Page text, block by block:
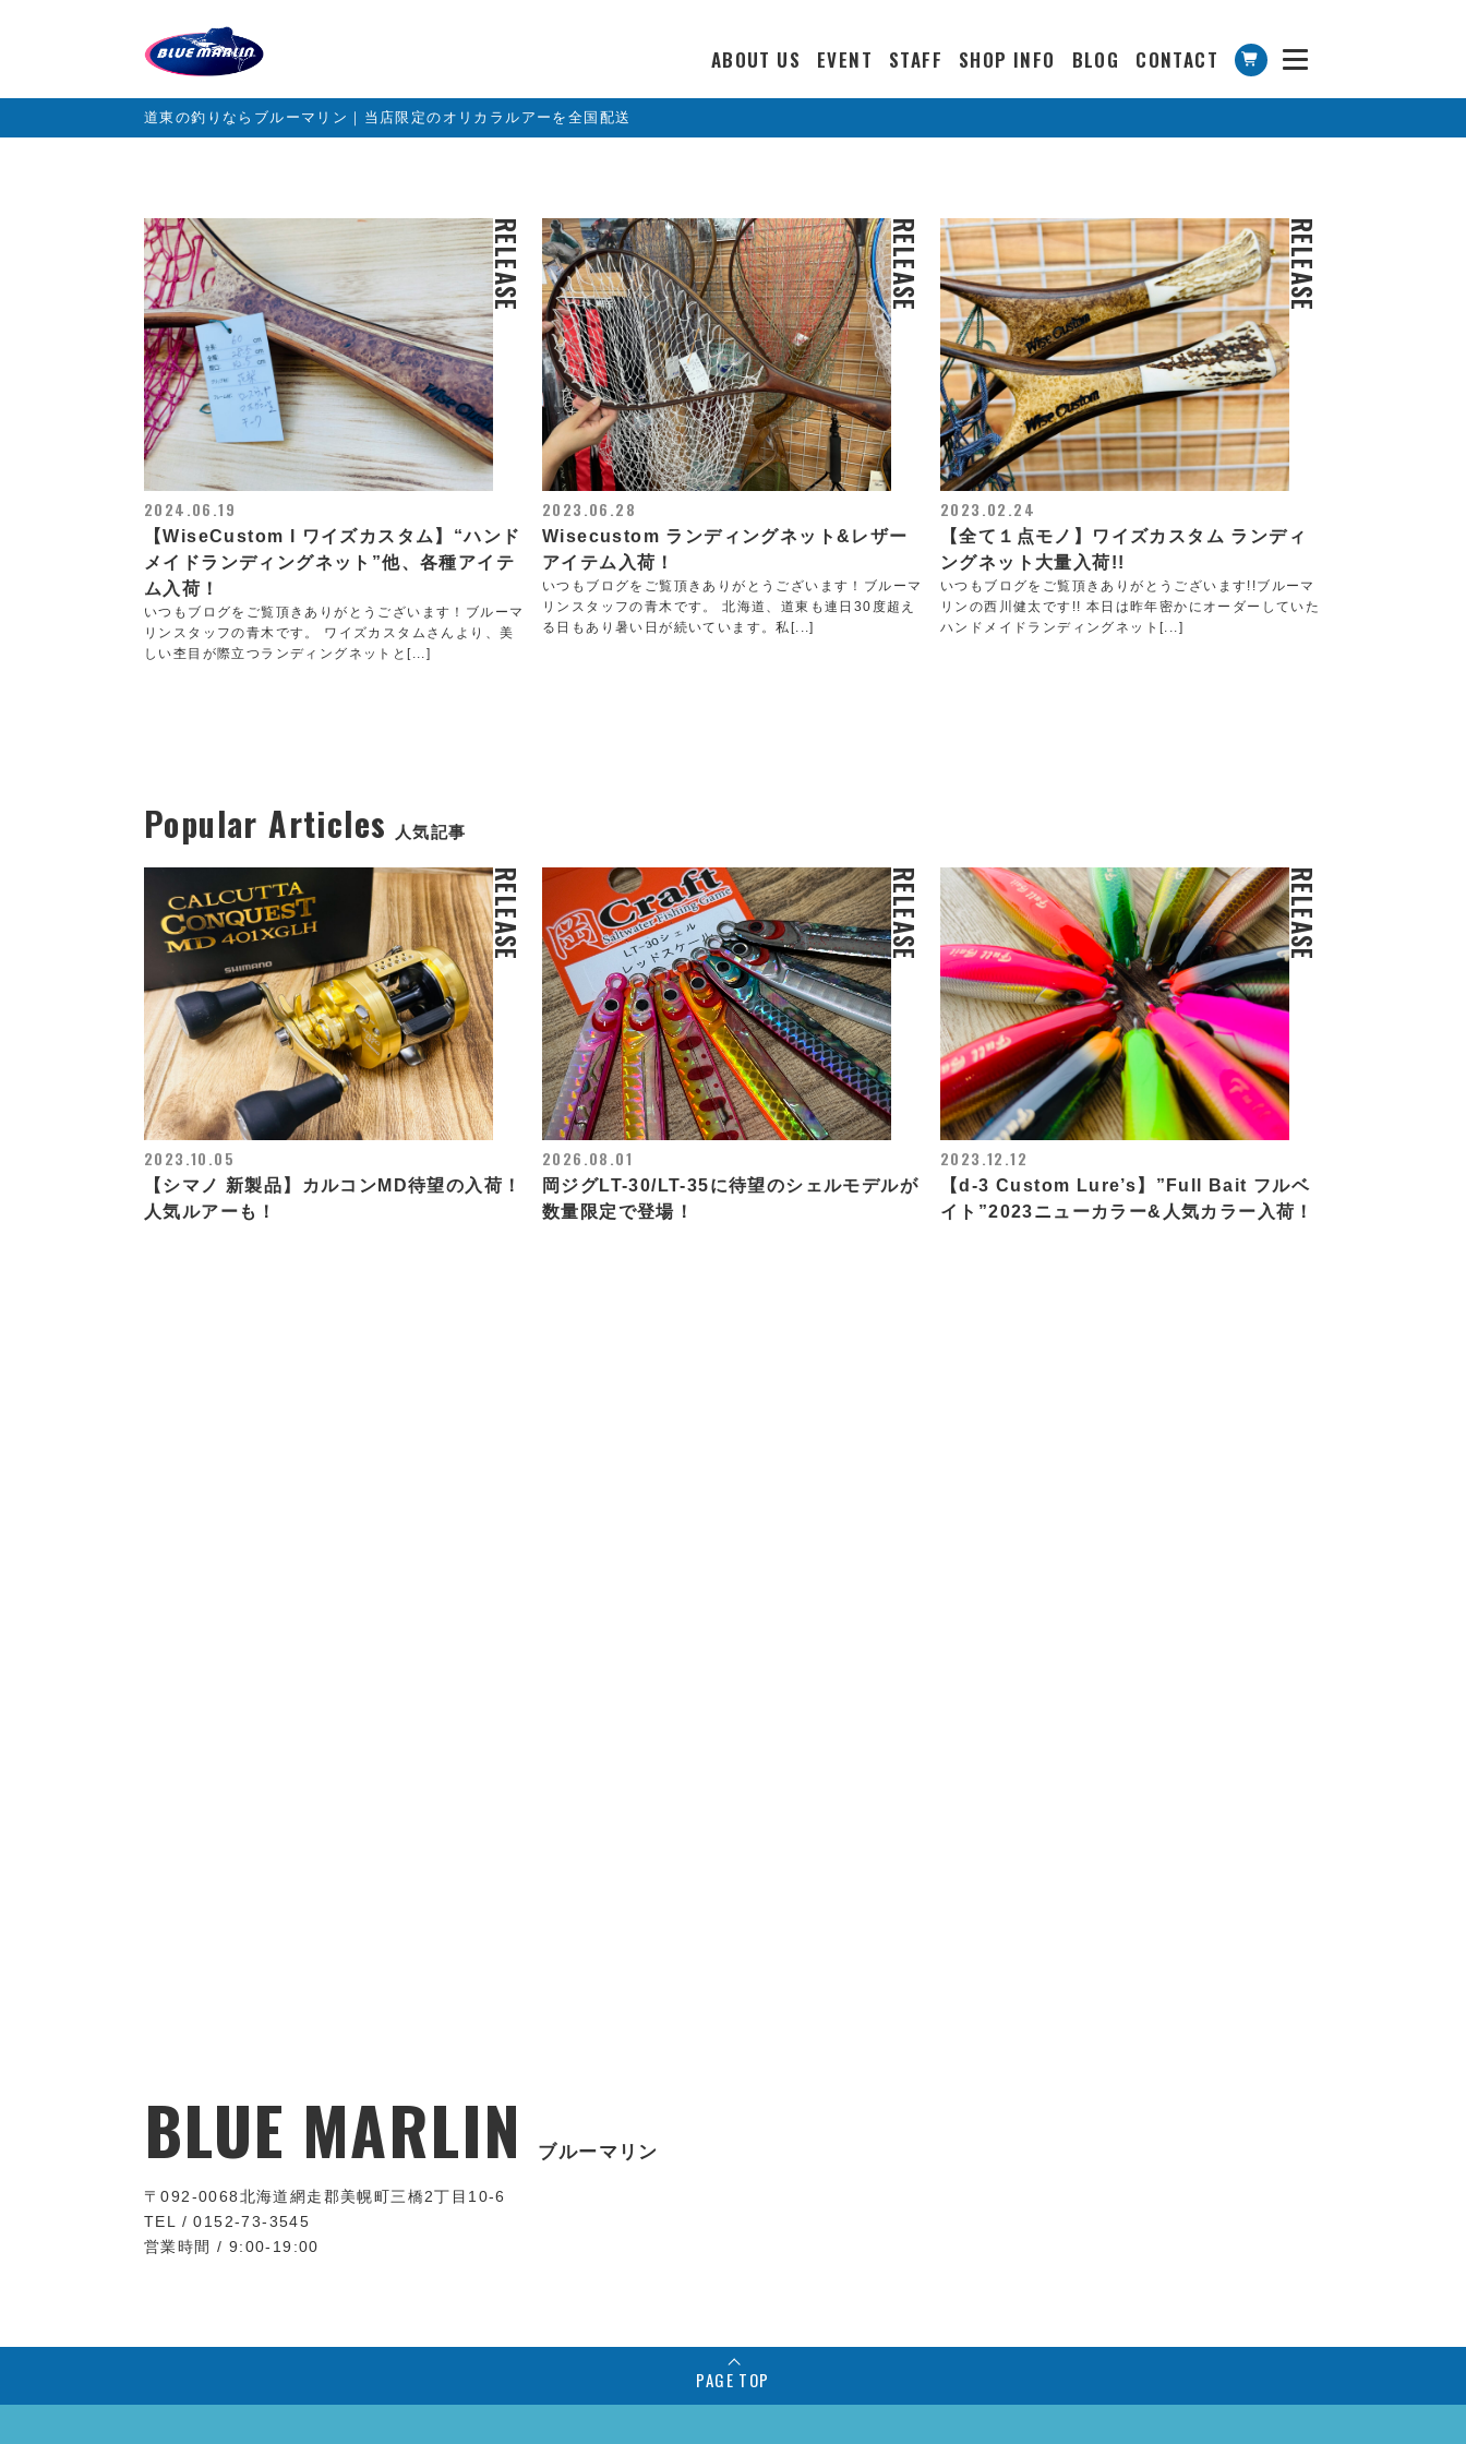
ABOUT US EVENT STAFF SHOP INFO BLOG CONTACT
道東の釣りならブルーマリン｜当店限定のオリカラルアーを全国配送
RELEASE
2024.06.19
【WiseCustom l ワイズカスタム】“ハンド
メイドランディングネット”他、各種アイテ
ム入荷！
いつもブログをご覧頂きありがとうございます！ブルーマ
リンスタッフの青木です。 ワイズカスタムさんより、美
しい杢目が際立つランディングネットと[...]
RELEASE
2023.06.28
Wisecustom ランディングネット&レザー
アイテム入荷！
いつもブログをご覧頂きありがとうございます！ブルーマ
リンスタッフの青木です。 北海道、道東も連日30度超え
る日もあり暑い日が続いています。私[...]
RELEASE
2023.02.24
【全て１点モノ】ワイズカスタム ランディ
ングネット大量入荷!!
いつもブログをご覧頂きありがとうございます!!ブルーマ
リンの西川健太です!! 本日は昨年密かにオーダーしていた
ハンドメイドランディングネット[...]
Popular Articles 人気記事
RELEASE
2023.10.05
【シマノ 新製品】カルコンMD待望の入荷！
人気ルアーも！
RELEASE
2026.08.01
岡ジグLT-30/LT-35に待望のシェルモデルが
数量限定で登場！
RELEASE
2023.12.12
【d-3 Custom Lure’s】”Full Bait フルベ
イト”2023ニューカラー&人気カラー入荷！
BLUE MARLIN ブルーマリン
〒092-0068北海道網走郡美幌町三橋2丁目10-6
TEL / 0152-73-3545
営業時間 / 9:00-19:00
PAGE TOP